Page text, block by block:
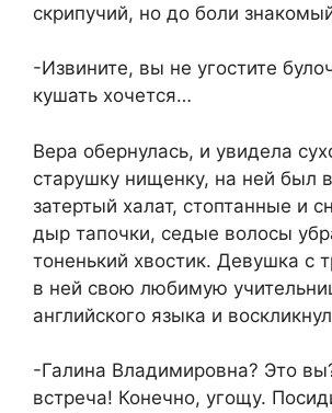
скрипучий, но до боли
-Извините, вы не угостите
кушать хочется…
Вера обернулась, и увидела
старушку нищенку, на ней был
затертый халат, стоптанные и
дыр тапочки, седые волосы
тоненький хвостик. Девушка с
в ней свою любимую
английского языка и
-Галина Владимировна? Это
встреча! Конечно, угощу.